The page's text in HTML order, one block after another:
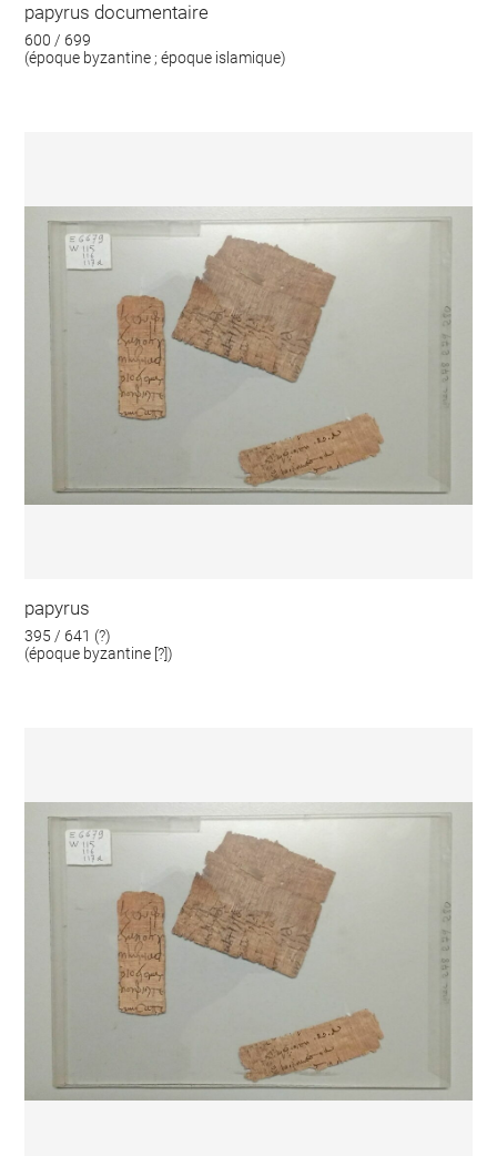
papyrus documentaire
600 / 699
(époque byzantine ; époque islamique)
papyrus
395 / 641 (?)
(époque byzantine [?])